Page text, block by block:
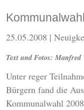
25.05.2008 |
Text und Fotos: Manfred
Unter reger
Bürgern fand die
Kommunalwahl